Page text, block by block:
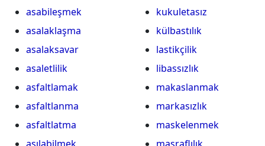
asabileşmek
asalaklaşma
asalaksavar
asaletlilik
asfaltlamak
asfaltlanma
asfaltlatma
kukuletasız
külbastılık
lastikçilik
libassızlık
makaslanmak
markasızlık
maskelenmek